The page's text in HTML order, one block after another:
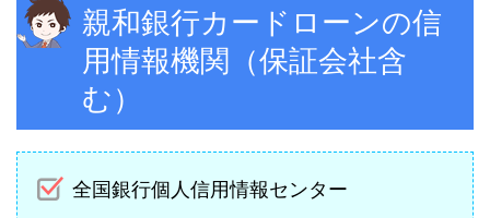
親和銀行カードローンの信
用情報機関（保証会社含
む）
全国銀行個人信用情報センター